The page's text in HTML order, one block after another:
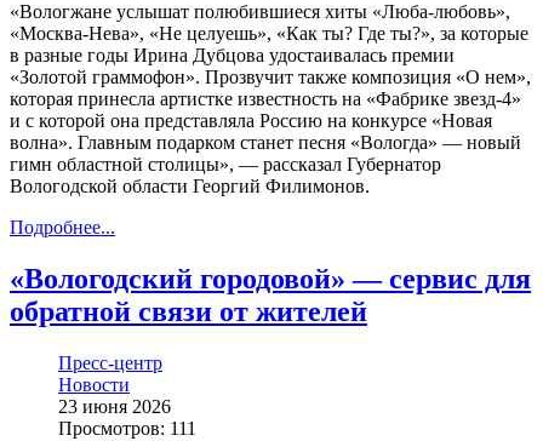
«Вологжане услышат полюбившиеся хиты «Люба-любовь»,
«Москва-Нева», «Не целуешь», «Как ты? Где ты?», за которые
в разные годы Ирина Дубцова удостаивалась премии
«Золотой граммофон». Прозвучит также композиция «О нем»,
которая принесла артистке известность на «Фабрике звезд-4»
и с которой она представляла Россию на конкурсе «Новая
волна». Главным подарком станет песня «Вологда» — новый
гимн областной столицы», — рассказал Губернатор
Вологодской области Георгий Филимонов.
Подробнее...
«Вологодский городовой» — сервис для
обратной связи от жителей
Пресс-центр
Новости
23 июня 2026
Просмотров: 111